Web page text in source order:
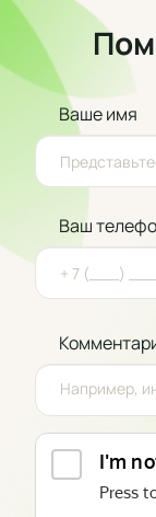
Ваше имя
Ваш